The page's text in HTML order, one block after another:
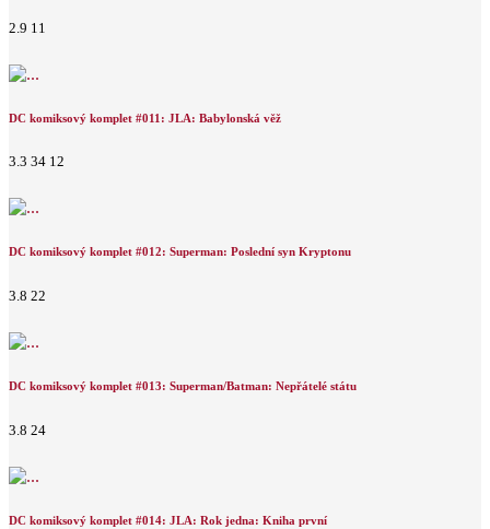
2.9 11
DC komiksový komplet #011: JLA: Babylonská věž
3.3 34 12
DC komiksový komplet #012: Superman: Poslední syn Kryptonu
3.8 22
DC komiksový komplet #013: Superman/Batman: Nepřátelé státu
3.8 24
DC komiksový komplet #014: JLA: Rok jedna: Kniha první